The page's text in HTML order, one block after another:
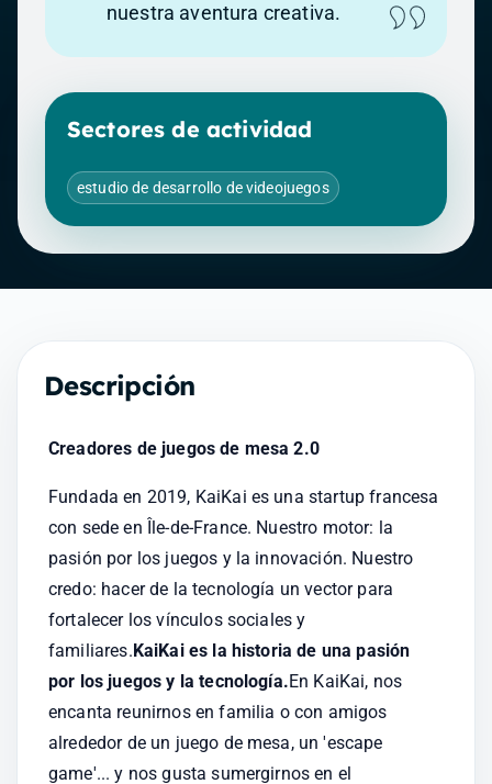
nuestra aventura creativa.
Sectores de actividad
estudio de desarrollo de videojuegos
Descripción
Creadores de juegos de mesa 2.0
Fundada en 2019, KaiKai es una startup francesa
con sede en Île-de-France. Nuestro motor: la
pasión por los juegos y la innovación. Nuestro
credo: hacer de la tecnología un vector para
fortalecer los vínculos sociales y
familiares.KaiKai es la historia de una pasión
por los juegos y la tecnología.En KaiKai, nos
encanta reunirnos en familia o con amigos
alrededor de un juego de mesa, un 'escape
game'... y nos gusta sumergirnos en el